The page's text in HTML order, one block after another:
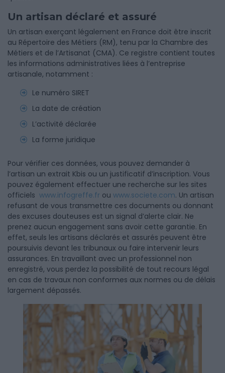
Un artisan déclaré et assuré
Un artisan exerçant légalement en France doit être inscrit
au Répertoire des Métiers (RM), tenu par la Chambre des
Métiers et de l’Artisanat (CMA). Ce registre contient toutes
les informations administratives liées à l’entreprise
artisanale, notamment :
Le numéro SIRET
La date de création
L’activité déclarée
La forme juridique
Pour vérifier ces données, vous pouvez demander à
l’artisan un extrait Kbis ou un justificatif d’inscription. Vous
pouvez également effectuer une recherche sur les sites
officiels www.infogreffe.fr ou www.societe.com. Un artisan
refusant de vous transmettre ces documents ou donnant
des excuses douteuses est un signal d’alerte clair. Ne
prenez aucun engagement sans avoir cette garantie. En
effet, seuls les artisans déclarés et assurés peuvent être
poursuivis devant les tribunaux ou faire intervenir leurs
assurances. En travaillant avec un professionnel non
enregistré, vous perdez la possibilité de tout recours légal
en cas de travaux non conformes aux normes ou de délais
largement dépassés.